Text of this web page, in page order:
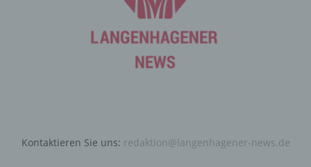
Kontaktieren Sie uns: redaktion@langenhagener-news.de
Kommentarfunktion im Blog auf der
Internetseite
Wir bieten den Nutzern auf einem Blog, der sich auf der
Personen, die Blogger oder Web-Blogger genannt